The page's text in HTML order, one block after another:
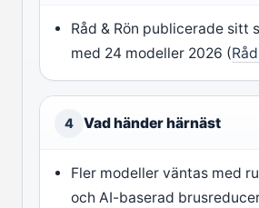
Råd & Rön publicerade sitt
med 24 modeller 2026 (
4 Vad händer härnäst
Fler modeller väntas med
och AI-baserad